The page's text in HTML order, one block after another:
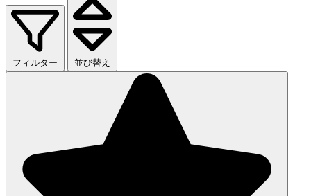
フィルター 並び替え